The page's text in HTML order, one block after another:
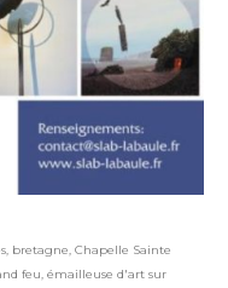
, bretagne, Chapelle Sainte
feu, émailleuse d'art sur